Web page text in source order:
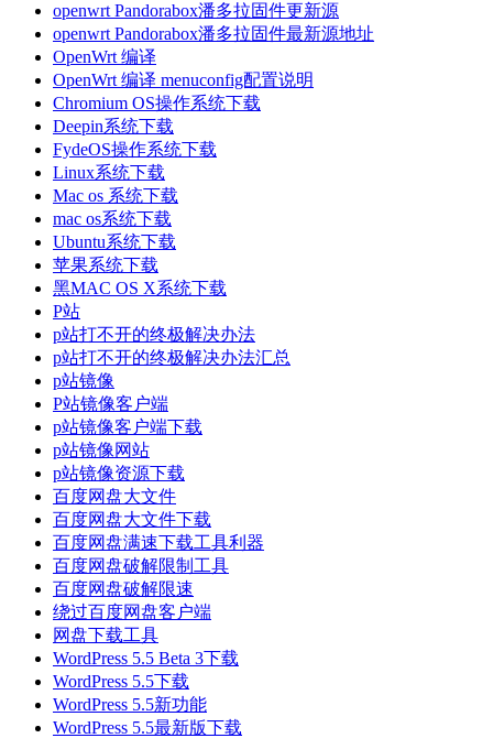
openwrt Pandorabox潘多拉固件更新源
openwrt Pandorabox潘多拉固件最新源地址
OpenWrt 编译
OpenWrt 编译 menuconfig配置说明
Chromium OS操作系统下载
Deepin系统下载
FydeOS操作系统下载
Linux系统下载
Mac os 系统下载
mac os系统下载
Ubuntu系统下载
苹果系统下载
黑MAC OS X系统下载
P站
p站打不开的终极解决办法
p站打不开的终极解决办法汇总
p站镜像
P站镜像客户端
p站镜像客户端下载
p站镜像网站
p站镜像资源下载
百度网盘大文件
百度网盘大文件下载
百度网盘满速下载工具利器
百度网盘破解限制工具
百度网盘破解限速
绕过百度网盘客户端
网盘下载工具
WordPress 5.5 Beta 3下载
WordPress 5.5下载
WordPress 5.5新功能
WordPress 5.5最新版下载